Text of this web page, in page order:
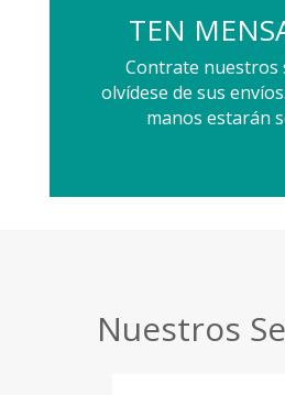
TEN
Contrate nuestros
olvídese de sus
manos estarán
Nuestros